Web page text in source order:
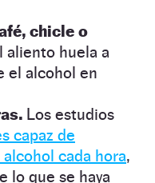
chicle o
aliento huela a
el alcohol en
Los estudios
capaz de
cada hora,
lo que se haya